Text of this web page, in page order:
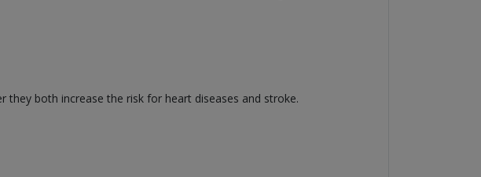
both increase the risk for heart diseases and stroke.